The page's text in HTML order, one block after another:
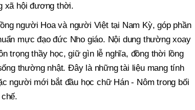
xã hội đương thời.
người Hoa và người Việt tại Nam Kỳ, góp phần
mực đạo đức Nho giáo. Nội dung thường xoay
trọng thầy học, giữ gìn lễ nghĩa, đồng thời lồng
thường nhật. Đây là những tài liệu mang tính
người mới bắt đầu học chữ Hán - Nôm trong bối